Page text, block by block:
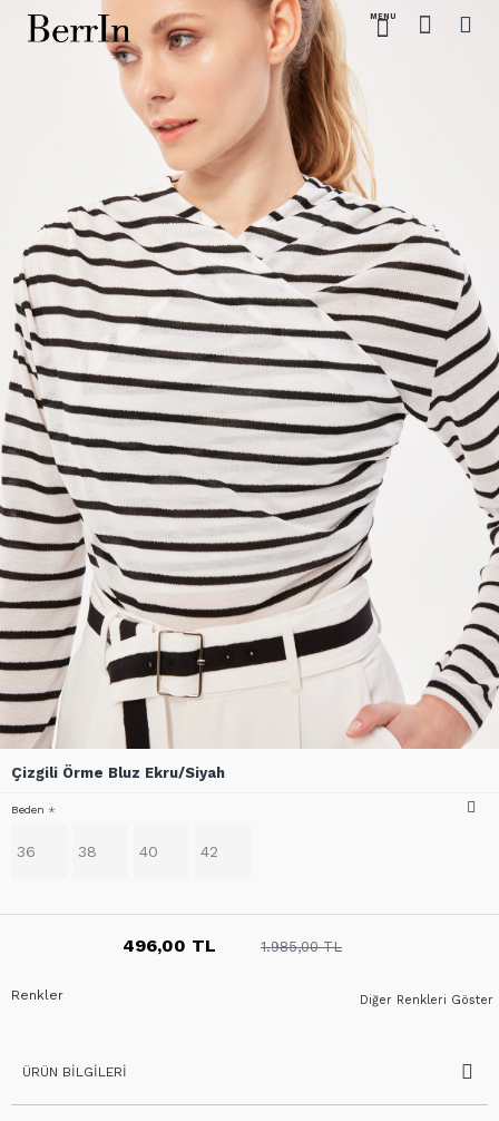
Çizgili Örme Bluz Ekru/Siyah
496,00 TL 1.985,00 TL
Beden
36 38 40 42
Diğer Renkleri Göster
Renkler
ÜRÜN BILGILERI